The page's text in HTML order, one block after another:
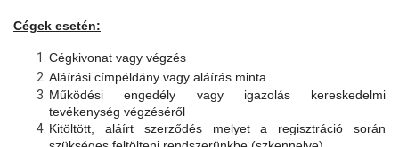
Cégek esetén:
Cégkivonat vagy végzés
Aláírási címpéldány vagy aláírás minta
Működési engedély vagy igazolás kereskedelmi
tevékenység végzéséről
Kitöltött, aláírt szerződés melyet a regisztráció során